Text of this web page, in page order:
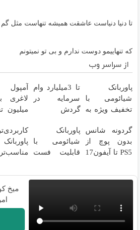
تا دنیا دنیاست عاشقت همیشه تنهاست مثل گم
که تنهاییمو دوست ندارم و بی تو نمیتونم
از سراسر وب
پاوربانک
شیائومی با
تخفیف ویژه به
تا 3میلیارد وام
سرمایه در
گردش
فروشگاهت رو
ثبت کن
لاغری
میلیون
معتبر
گردونه شانس
بدون پوچ از
PS5 تا آیفون17
پاوربانک
شیائومی با
قابلیت فست
های بی برقی⚡
میخ